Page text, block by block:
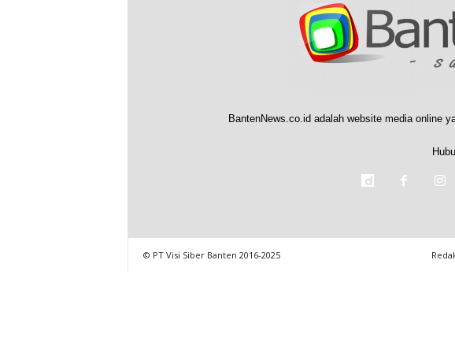
BantenNews.co.id adalah website media online
© PT Visi Siber Banten 2016-2025